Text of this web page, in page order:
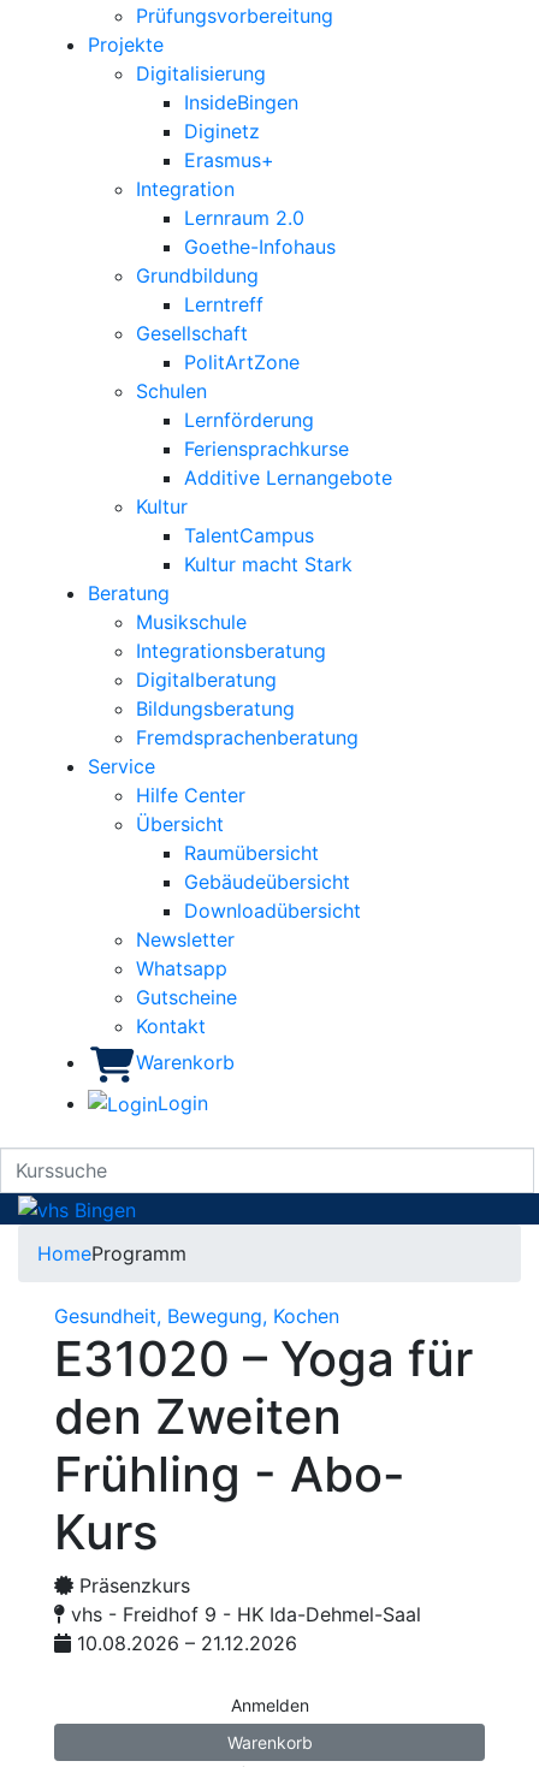
Prüfungsvorbereitung
Projekte
Digitalisierung
InsideBingen
Diginetz
Erasmus+
Integration
Lernraum 2.0
Goethe-Infohaus
Grundbildung
Lerntreff
Gesellschaft
PolitArtZone
Schulen
Lernförderung
Feriensprachkurse
Additive Lernangebote
Kultur
TalentCampus
Kultur macht Stark
Beratung
Musikschule
Integrationsberatung
Digitalberatung
Bildungsberatung
Fremdsprachenberatung
Service
Hilfe Center
Übersicht
Raumübersicht
Gebäudeübersicht
Downloadübersicht
Newsletter
Whatsapp
Gutscheine
Kontakt
Warenkorb
Login
HomeProgramm
Gesundheit, Bewegung, Kochen
E31020 – Yoga für
den Zweiten
Frühling - Abo-
Kurs
Präsenzkurs
vhs - Freidhof 9 - HK Ida-Dehmel-Saal
10.08.2026 – 21.12.2026
Anmelden
Warenkorb